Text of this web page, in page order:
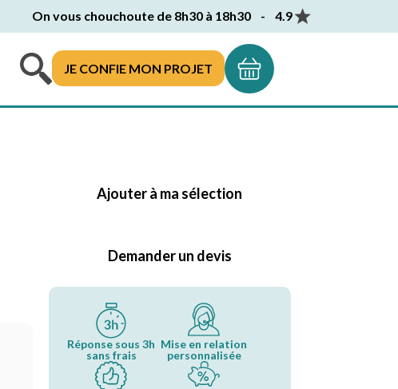
On vous chouchoute de 8h30 à 18h30 - 4.9
JE CONFIE MON PROJET
Ajouter à ma sélection
Demander un devis
Réponse sous 3h
sans frais
Mise en relation
personnalisée